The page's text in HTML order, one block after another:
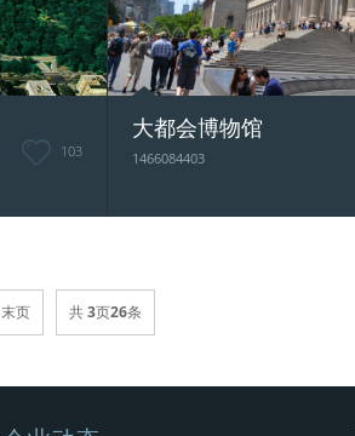
103
大都会博物馆
1466084403
末页 共3页26条